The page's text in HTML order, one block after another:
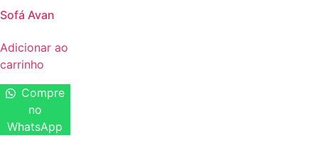
Sofá Avan
Adicionar ao
carrinho
Compre
no
WhatsApp